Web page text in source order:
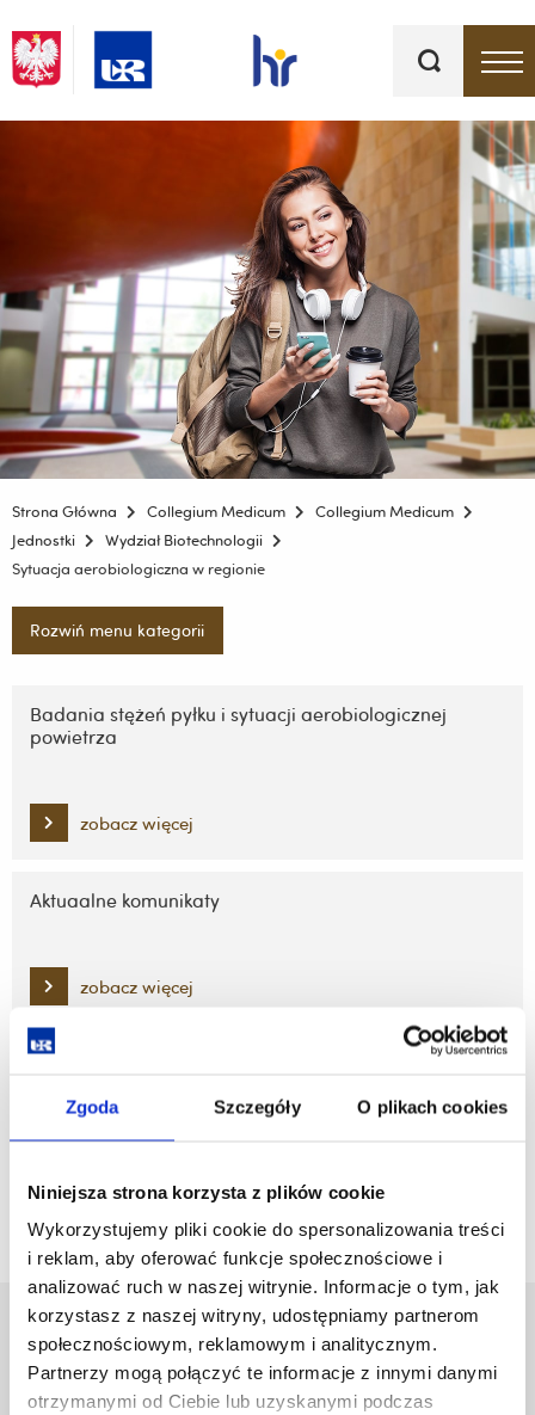
Zgoda Szczegóły O plikach cookies
Niniejsza strona korzysta z plików cookie
Wykorzystujemy pliki cookie do spersonalizowania treści
i reklam, aby oferować funkcje społecznościowe i
analizować ruch w naszej witrynie. Informacje o tym, jak
korzystasz z naszej witryny, udostępniamy partnerom
społecznościowym, reklamowym i analitycznym.
Partnerzy mogą połączyć te informacje z innymi danymi
otrzymanymi od Ciebie lub uzyskanymi podczas
kluczowe
Strona Główna Collegium Medicum
Collegium Medicum
Jednostki
Wydział Biotechnologii
Sytuacja aerobiologiczna w regionie
Rozwiń menu kategorii
nawigację
treści
Badania stężeń pyłku i sytuacji aerobiologicznej
powietrza
zobacz więcej
Aktuaalne komunikaty
zobacz więcej
Uniwersytet Rzeszowski
Al. Tadeusza Rejtana 16C
35-959 Rzeszów